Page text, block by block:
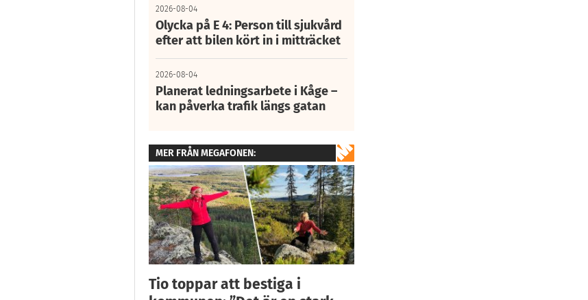
2026-08-04
Olycka på E 4: Person till sjukvård
efter att bilen kört in i mitträcket
2026-08-04
Planerat ledningsarbete i Kåge –
kan påverka trafik längs gatan
MER FRÅN MEGAFONEN:
Tio toppar att bestiga i